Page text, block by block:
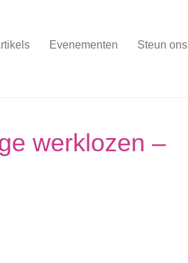
Evenementen Steun ons
werklozen –